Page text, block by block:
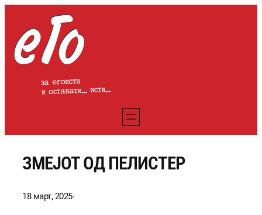
содржината
ЗМЕЈОТ ОД ПЕЛИСТЕР
18 март, 2025·